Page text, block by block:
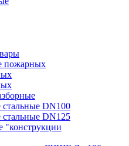
пожарных
DN100
DN125
"конструкции